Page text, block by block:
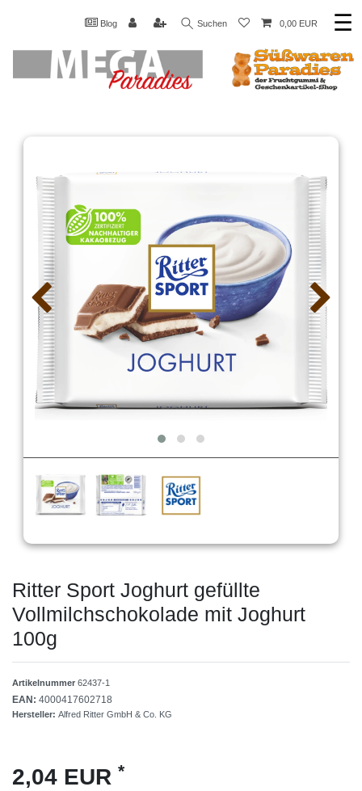
Blog Suchen 0,00 EUR ☰
Ritter Sport Joghurt gefüllte
Vollmilchschokolade mit Joghurt
100g
Artikelnummer 62437-1
EAN: 4000417602718
Hersteller: Alfred Ritter GmbH & Co. KG
2,04 EUR *